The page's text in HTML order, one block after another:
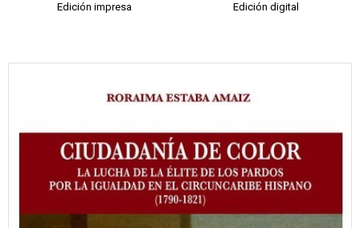
Edición impresa Edición digital